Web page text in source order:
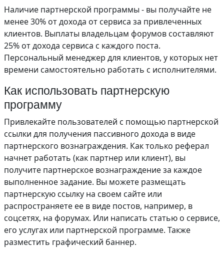
Наличие партнерской программы - вы получайте не
менее 30% от дохода от сервиса за привлеченных
клиентов. Выплаты владельцам форумов составляют
25% от дохода сервиса с каждого поста.
Персональный менеджер для клиентов, у которых нет
времени самостоятельно работать с исполнителями.
Как использовать партнерскую
программу
Привлекайте пользователей с помощью партнерской
ссылки для получения пассивного дохода в виде
партнерского вознаграждения. Как только реферал
начнет работать (как партнер или клиент), вы
получите партнерское вознаграждение за каждое
выполненное задание. Вы можете размещать
партнерскую ссылку на своем сайте или
распространяете ее в виде постов, например, в
соцсетях, на форумах. Или написать статью о сервисе,
его услугах или партнерской программе. Также
разместить графический баннер.